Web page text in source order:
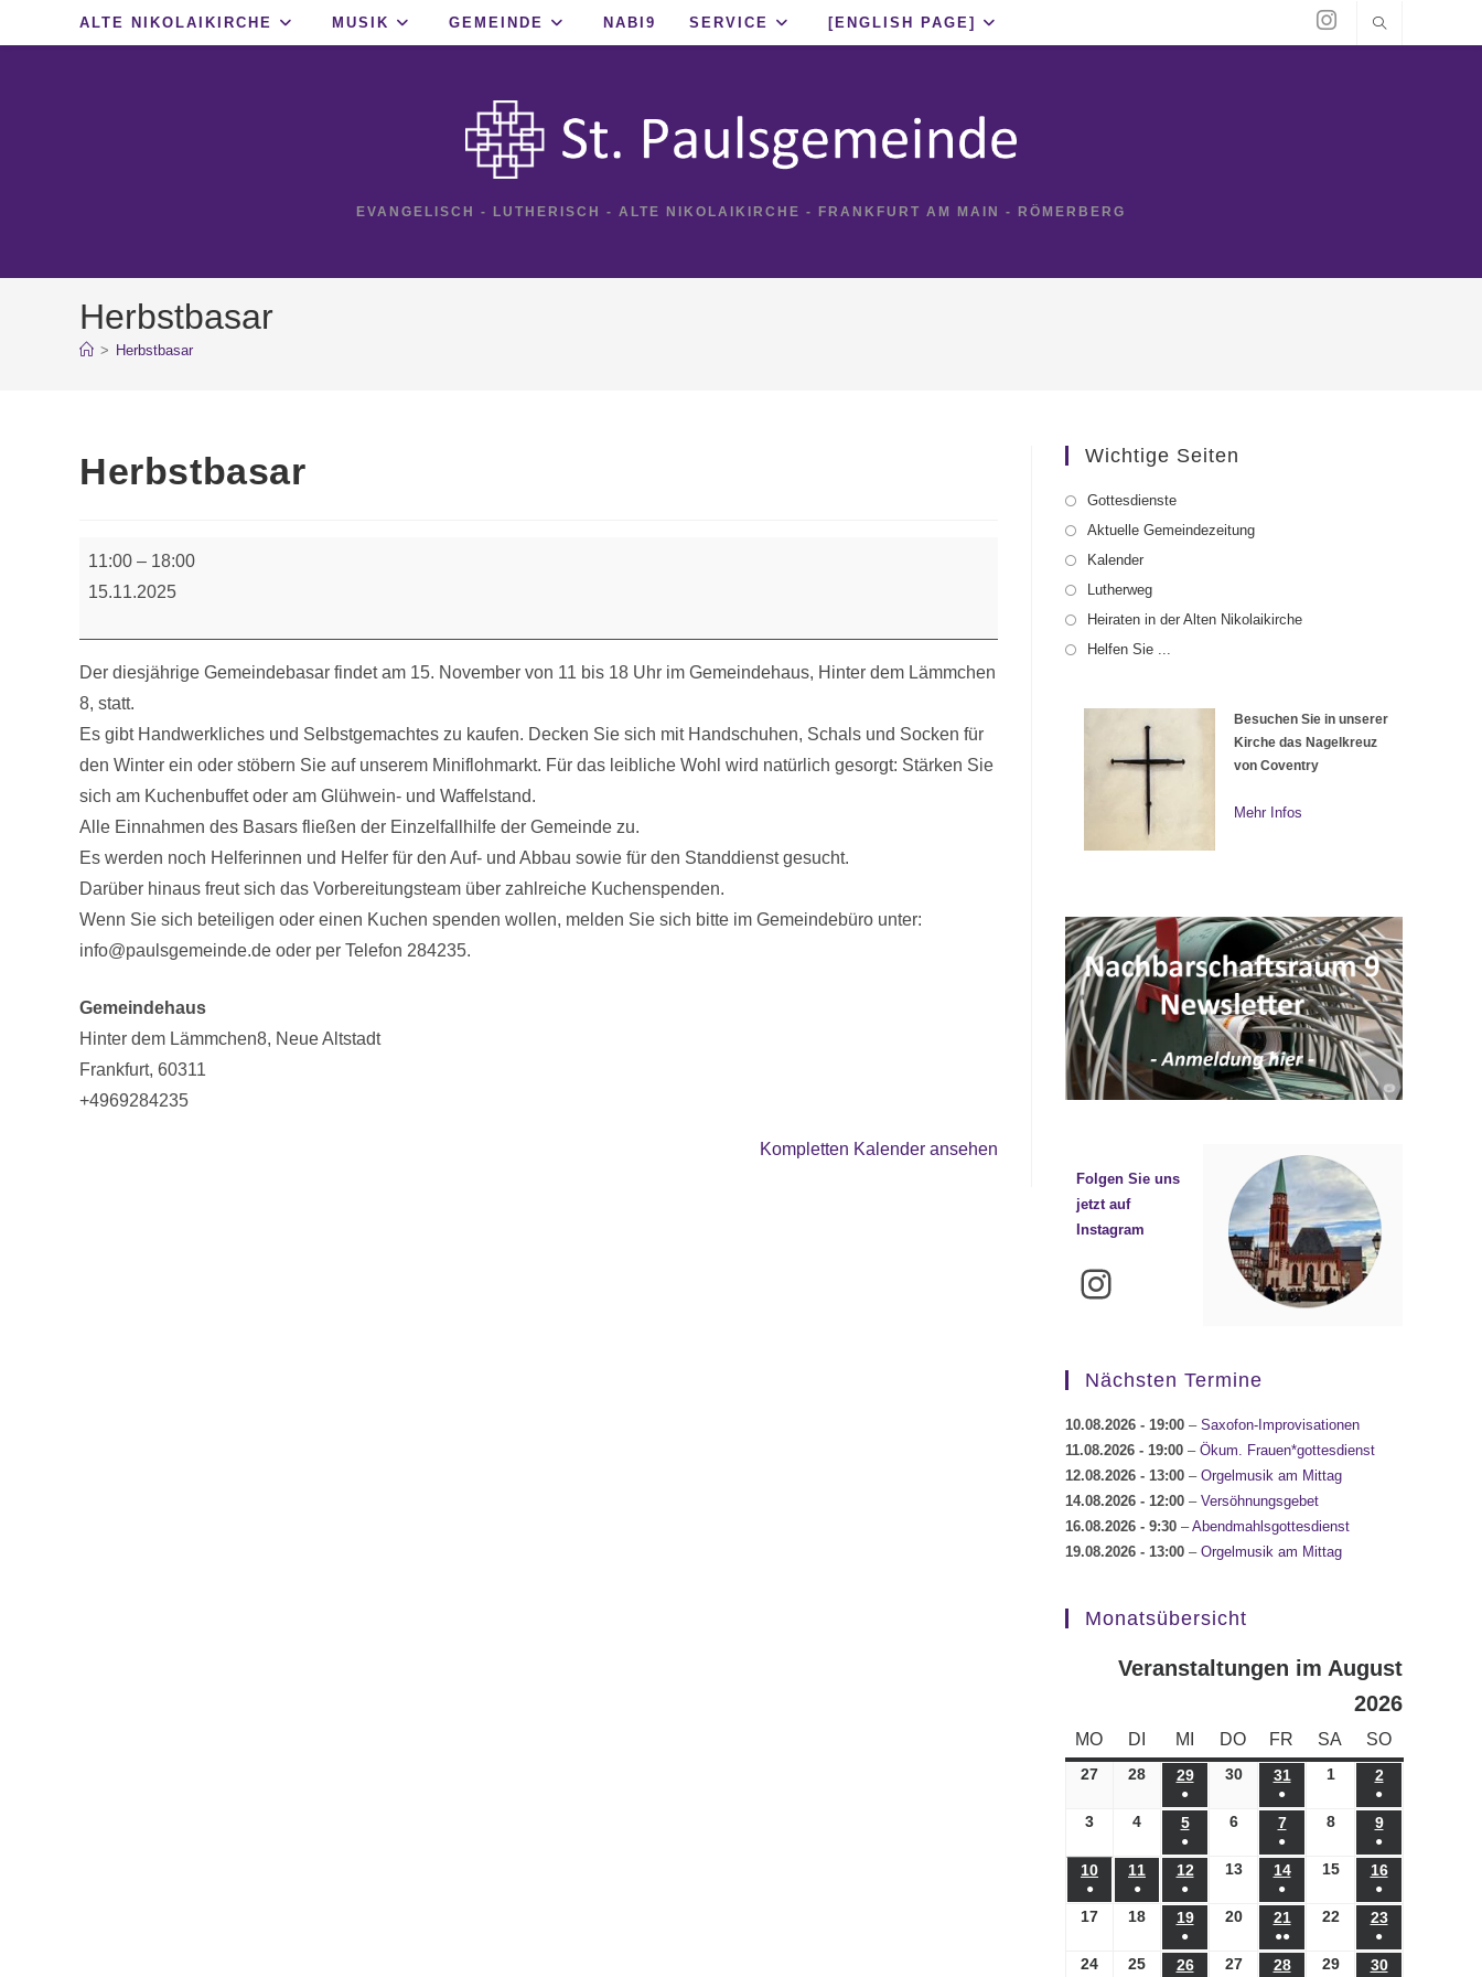
ALTE NIKOLAIKIRCHE MUSIK GEMEINDE NABI9 SERVICE [ENGLISH PAGE]
EVANGELISCH - LUTHERISCH - ALTE NIKOLAIKIRCHE - FRANKFURT AM MAIN - RÖMERBERG
Herbstbasar
> Herbstbasar
Herbstbasar
Herbstbasar
11:00 – 18:00
15.11.2025
Der diesjährige Gemeindebasar findet am 15. November von 11 bis 18 Uhr im Gemeindehaus, Hinter dem Lämmchen
8, statt.
Es gibt Handwerkliches und Selbstgemachtes zu kaufen. Decken Sie sich mit Handschuhen, Schals und Socken für
den Winter ein oder stöbern Sie auf unserem Miniflohmarkt. Für das leibliche Wohl wird natürlich gesorgt: Stärken Sie
sich am Kuchenbuffet oder am Glühwein- und Waffelstand.
Alle Einnahmen des Basars fließen der Einzelfallhilfe der Gemeinde zu.
Es werden noch Helferinnen und Helfer für den Auf- und Abbau sowie für den Standdienst gesucht.
Darüber hinaus freut sich das Vorbereitungsteam über zahlreiche Kuchenspenden.
Wenn Sie sich beteiligen oder einen Kuchen spenden wollen, melden Sie sich bitte im Gemeindebüro unter:
info@paulsgemeinde.de oder per Telefon 284235.
Gemeindehaus
Hinter dem Lämmchen8 Neue Altstadt
Frankfurt, 60311
+4969284235
Kompletten Kalender ansehen
Wichtige Seiten
Gottesdienste
Aktuelle Gemeindezeitung
Kalender
Lutherweg
Heiraten in der Alten Nikolaikirche
Helfen Sie ...
Besuchen Sie in unserer
Kirche das Nagelkreuz
von Coventry
Mehr Infos
Folgen Sie uns
jetzt auf
Instagram
Instagram
Nächsten Termine
10.08.2026 - 19:00 – Saxofon-Improvisationen
11.08.2026 - 19:00 – Ökum. Frauen*gottesdienst
12.08.2026 - 13:00 – Orgelmusik am Mittag
14.08.2026 - 12:00 – Versöhnungsgebet
16.08.2026 - 9:30 –Abendmahlsgottesdienst
19.08.2026 - 13:00 – Orgelmusik am Mittag
Monatsübersicht
Veranstaltungen im August
2026
MO MONTAG
DI DIENSTAG
MI MITTWOCH
DO DONNERSTAG
FR FREITAG
SA SAMSTAG
SOSONNTAG
27 27.07.2026
28 28.07.2026
2929.07.2026
●
(1
Veranstaltung)
3030.07.2026
3131.07.2026
●
(1
Veranstaltung)
101.08.2026
202.08.2026
●
(1
Veranstaltung)
3 03.08.2026
4 04.08.2026
505.08.2026
●
(1
Veranstaltung)
606.08.2026
707.08.2026
●
(1
Veranstaltung)
808.08.2026
909.08.2026
●
(1
Veranstaltung)
10 10.08.2026
●
(1
Veranstaltung)
11 11.08.2026
●
(1
Veranstaltung)
1212.08.2026
●
(1
Veranstaltung)
1313.08.2026
1414.08.2026
●
(1
Veranstaltung)
1515.08.2026
1616.08.2026
●
(1
Veranstaltung)
17 17.08.2026
18 18.08.2026
1919.08.2026
●
(1
2020.08.2026
2121.08.2026
●●
(2
2222.08.2026
2323.08.2026
●
(1
24 24.08.2026
25 25.08.2026
2626.08.2026
2727.08.2026
2828.08.2026
2929.08.2026
3030.08.2026